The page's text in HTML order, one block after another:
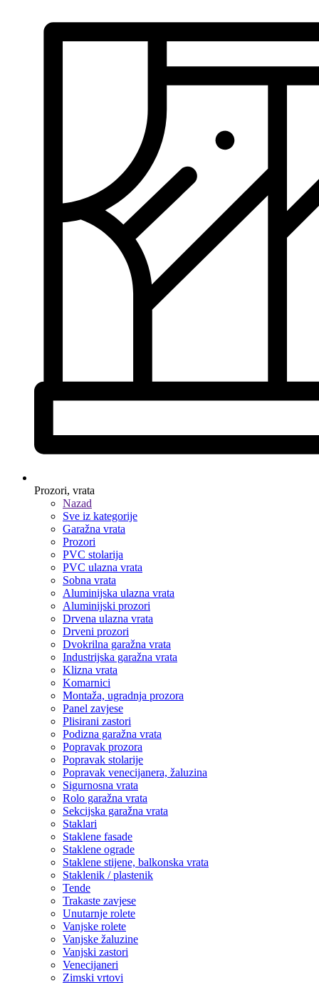
Prozori, vrata
Nazad
Sve iz kategorije
Garažna vrata
Prozori
PVC stolarija
PVC ulazna vrata
Sobna vrata
Aluminijska ulazna vrata
Aluminijski prozori
Drvena ulazna vrata
Drveni prozori
Dvokrilna garažna vrata
Industrijska garažna vrata
Klizna vrata
Komarnici
Montaža, ugradnja prozora
Panel zavjese
Plisirani zastori
Podizna garažna vrata
Popravak prozora
Popravak stolarije
Popravak venecijanera, žaluzina
Sigurnosna vrata
Rolo garažna vrata
Sekcijska garažna vrata
Staklari
Staklene fasade
Staklene ograde
Staklene stijene, balkonska vrata
Staklenik / plastenik
Tende
Trakaste zavjese
Unutarnje rolete
Vanjske rolete
Vanjske žaluzine
Vanjski zastori
Venecijaneri
Zimski vrtovi